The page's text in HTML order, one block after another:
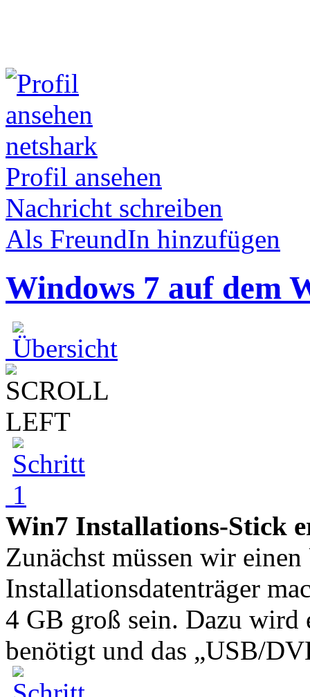
netshark
Profil ansehen
Nachricht schreiben
Als FreundIn hinzufügen
Windows 7 auf dem
Win7 Installations-Stick
Zunächst müssen wir
Installationsdatenträger
4 GB groß sein. Dazu
benötigt und das „USB/